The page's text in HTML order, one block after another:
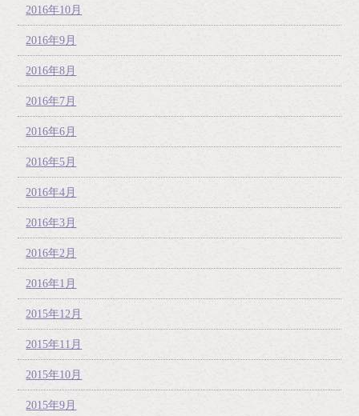
2016年10月
2016年9月
2016年8月
2016年7月
2016年6月
2016年5月
2016年4月
2016年3月
2016年2月
2016年1月
2015年12月
2015年11月
2015年10月
2015年9月